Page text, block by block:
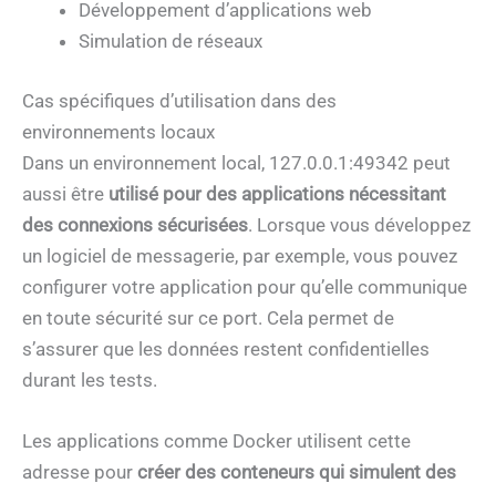
Développement d’applications web
Simulation de réseaux
Cas spécifiques d’utilisation dans des
environnements locaux
Dans un environnement local, 127.0.0.1:49342 peut
aussi être utilisé pour des applications nécessitant
des connexions sécurisées. Lorsque vous développez
un logiciel de messagerie, par exemple, vous pouvez
configurer votre application pour qu’elle communique
en toute sécurité sur ce port. Cela permet de
s’assurer que les données restent confidentielles
durant les tests.
Les applications comme Docker utilisent cette
adresse pour créer des conteneurs qui simulent des